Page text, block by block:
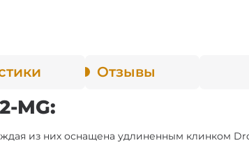
Отзывы
MG:
из них оснащена удлиненным клинком